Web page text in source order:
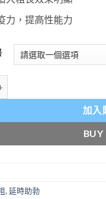
力，提高性能力
加入
,延時助勃